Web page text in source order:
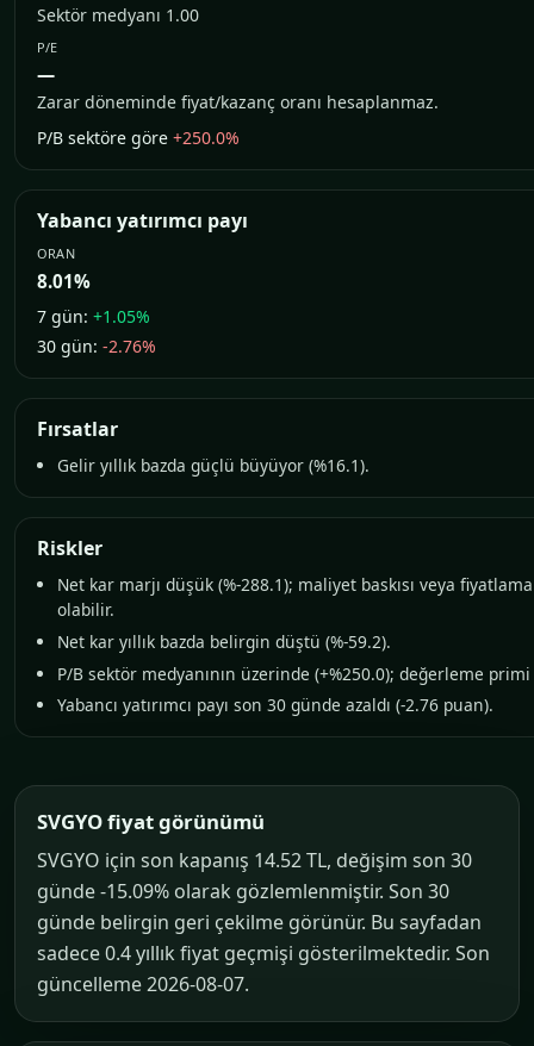
Sektör medyanı 1.00
P/E
—
Zarar döneminde fiyat/kazanç oranı hesaplanmaz.
P/B sektöre göre +250.0%
Yabancı yatırımcı payı
ORAN
8.01%
7 gün: +1.05%
30 gün: -2.76%
Fırsatlar
Gelir yıllık bazda güçlü büyüyor (%16.1).
Riskler
Net kar marjı düşük (%-288.1); maliyet baskısı veya fiyatlama
olabilir.
Net kar yıllık bazda belirgin düştü (%-59.2).
P/B sektör medyanının üzerinde (+%250.0); değerleme primi
Yabancı yatırımcı payı son 30 günde azaldı (-2.76 puan).
SVGYO fiyat görünümü
SVGYO için son kapanış 14.52 TL, değişim son 30
günde -15.09% olarak gözlemlenmiştir. Son 30
günde belirgin geri çekilme görünür. Bu sayfadan
sadece 0.4 yıllık fiyat geçmişi gösterilmektedir. Son
güncelleme 2026-08-07.